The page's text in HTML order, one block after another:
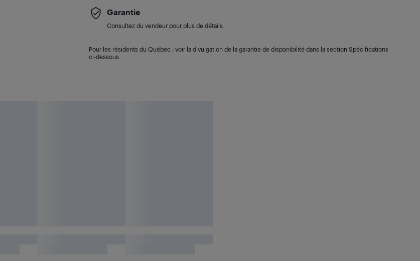
Garantie
Consultez du vendeur pour plus de détails.
Pour les résidents du Québec : voir la divulgation de la garantie de disponibilité dans la section Spécifications
ci-dessous.